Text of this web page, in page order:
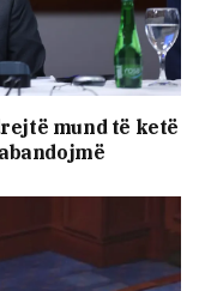
mund të ketë